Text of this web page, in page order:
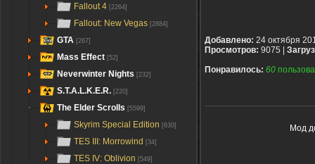
Fallout 4 [2264]
Fallout: New Vegas [2884]
GTA [267]
Mass Effect [52]
Neverwinter Nights [232]
S.T.A.L.K.E.R. [220]
The Elder Scrolls [5599]
Skyrim Special Edition [630]
TES III: Morrowind [34]
TES IV: Oblivion [549]
Добавлено: 24 октября
Просмотров: 9075 |
Понравилось: 60
Мод